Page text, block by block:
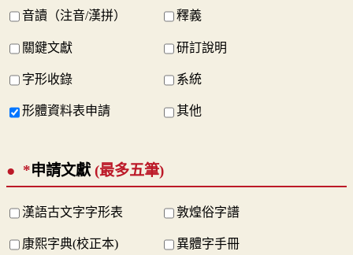
音讀（注音/漢拼） 釋義
關鍵文獻 研訂說明
字形收錄 系統
形體資料表申請 其他
*申請文獻 (最多五筆)
漢語古文字字形表 敦煌俗字譜
康熙字典(校正本) 異體字手冊